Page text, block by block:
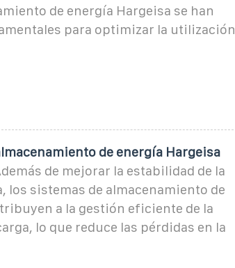
de energía Hargeisa se han
para optimizar la utilización
de energía Hargeisa
de mejorar la estabilidad de la
los sistemas de almacenamiento de
a la gestión eficiente de la
lo que reduce las pérdidas en la